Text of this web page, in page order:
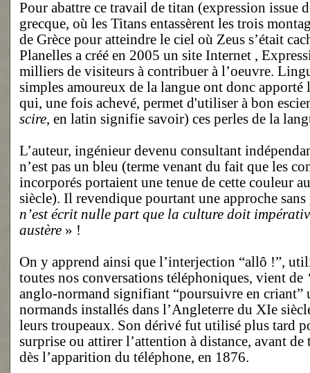
Pour abattre ce travail de titan (expression issue
grecque, où les Titans entassèrent les trois
de Grèce pour atteindre le ciel où Zeus s’était
Planelles a créé en 2005 un site Internet ,
milliers de visiteurs à contribuer à l’oeuvre.
simples amoureux de la langue ont donc apporté
qui, une fois achevé, permet d'utiliser à bon
scire, en latin signifie savoir) ces perles de la
L’auteur, ingénieur devenu consultant
n’est pas un bleu (terme venant du fait que les
incorporés portaient une tenue de cette couleur
siècle). Il revendique pourtant une approche
n’est écrit nulle part que la culture doit
austère » !
On y apprend ainsi que l’interjection “allô !”,
toutes nos conversations téléphoniques, vient de
anglo-normand signifiant “poursuivre en criant”
normands installés dans l’Angleterre du XIe
leurs troupeaux. Son dérivé fut utilisé plus tard
surprise ou attirer l’attention à distance, avant
dès l’apparition du téléphone, en 1876.